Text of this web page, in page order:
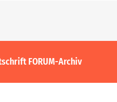
FORUM-Archiv